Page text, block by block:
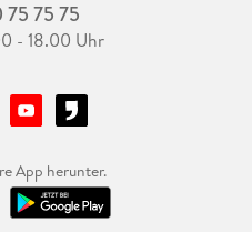
75 75
- 18.00 Uhr
App herunter.